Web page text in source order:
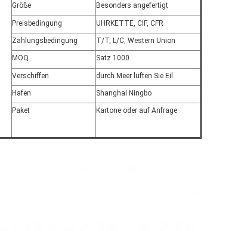
Größe Besonders angefertigt
Preisbedingung UHRKETTE, CIF, CFR
Zahlungsbedingung T/T, L/C, Western Union
MOQ Satz 1000
Verschiffen durch Meer lüften Sie Eil
Hafen Shanghai Ningbo
Paket Kartone oder auf Anfrage